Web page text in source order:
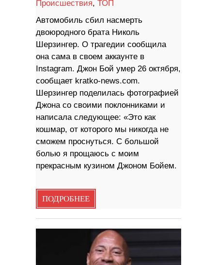
Происшествия, ТОП
Автомобиль сбил насмерть
двоюродного брата Николь
Шерзингер. О трагедии сообщила
она сама в своем аккаунте в
Instagram. Джон Бой умер 26 октября,
сообщает kratko-news.com.
Шерзингер поделилась фотографией
Джона со своими поклонниками и
написала следующее: «Это как
кошмар, от которого мы никогда не
сможем проснуться. С большой
болью я прощаюсь с моим
прекрасным кузином Джоном Бойем.
ПОДРОБНЕЕ